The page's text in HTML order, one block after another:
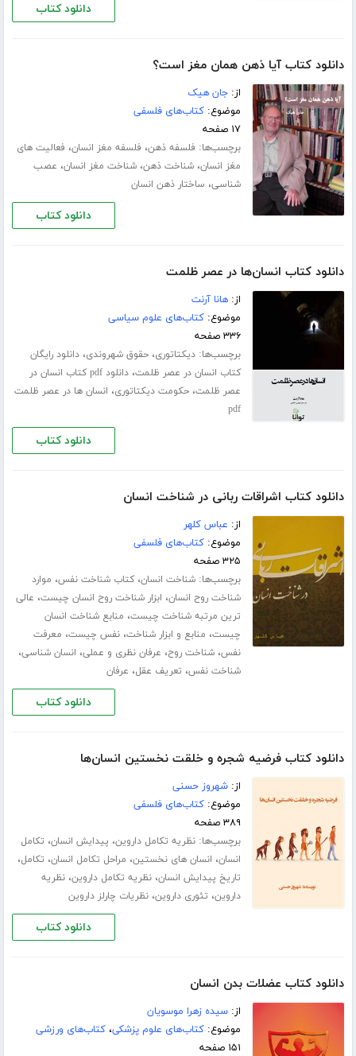
دانلود کتاب
دانلود کتاب آیا ذهن همان مغز است؟
از:جان هیک
موضوع:کتاب‌های فلسفی
۱۷ صفحه
برچسب‌ها: فلسفه ذهن، فلسفه مغز انسان، فعالیت های
مغز انسان،شناخت ذهن،شناخت مغز انسان، عصب
شناسی، ساختار ذهن انسان
دانلود کتاب
دانلود کتاب انسان‌ها در عصر ظلمت
از:هانا آرنت
موضوع:کتاب‌های علوم سیاسی
۳۳۶ صفحه
برچسب‌ها:دیکتاتوری،حقوق شهروندی،دانلود رایگان
کتاب انسان در عصر ظلمت،
دانلود pdf کتاب انسان در
عصر ظلمت،حکومت دیکتاتوری، انسان ها در عصر ظلمت
pdf
دانلود کتاب
دانلود کتاب اشراقات ربانی در شناخت انسان
از: عباس کلهر
موضوع:کتاب‌های فلسفی
۳۲۵ صفحه
برچسب‌ها:شناخت انسان،کتاب شناخت نفس، موارد
شناخت روح انسان، ابزار شناخت روح انسان چیست، عالی
ترین مرتبه شناخت چیست، منابع شناخت انسان
چیست، منابع و ابزار شناخت،نفس چیست، معرفت
نفس،شناخت روح، عرفان نظری و عملی، انسان شناسی،
شناخت نفس، تعریف عقل، عرفان
دانلود کتاب
دانلود کتاب فرضیه شجره و خلقت نخستین انسان‌ها
از:شهروز حسنی
موضوع:کتاب‌های فلسفی
۳۸۹ صفحه
برچسب‌ها:نظریه تکامل داروین، پیدایش انسان، تکامل
انسان، انسان های نخستین، مراحل تکامل انسان، تکامل،
تاریخ پیدایش انسان،نظریه تکامل داروین،نظریه
داروین، تئوری داروین،نظریات چارلز داروین
دانلود کتاب
دانلود کتاب عضلات بدن انسان
از:سیده زهرا موسویان
موضوع:کتاب‌های علوم پزشکی،کتاب‌های ورزشی
۱۵۱ صفحه